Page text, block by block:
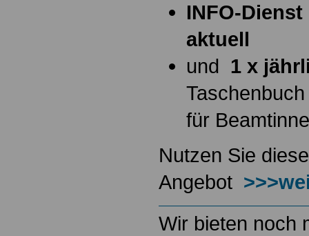
INFO-
aktuell
und 1 x
Taschenbuch
für
Nutzen Sie
Angebot
Wir bieten noch